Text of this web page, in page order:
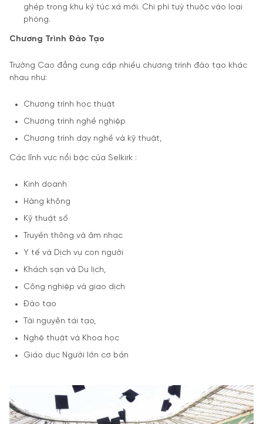
ghép trong khu ký túc xá mới. Chi phí tuỳ thuộc vào loại
phòng.
Chương Trình Đào Tạo
Trường Cao đẳng cung cấp nhiều chương trình đào tạo khác
nhau như:
Chương trình học thuật
Chương trình nghề nghiệp
Chương trình dạy nghề và kỹ thuật,
Các lĩnh vực nổi bậc của Selkirk :
Kinh doanh
Hàng không
Kỹ thuật số
Truyền thông và âm nhạc
Y tế và Dịch vụ con người
Khách sạn và Du lịch,
Công nghiệp và giao dịch
Đào tạo
Tài nguyên tái tạo,
Nghệ thuật và Khoa học
Giáo dục Người lớn cơ bản